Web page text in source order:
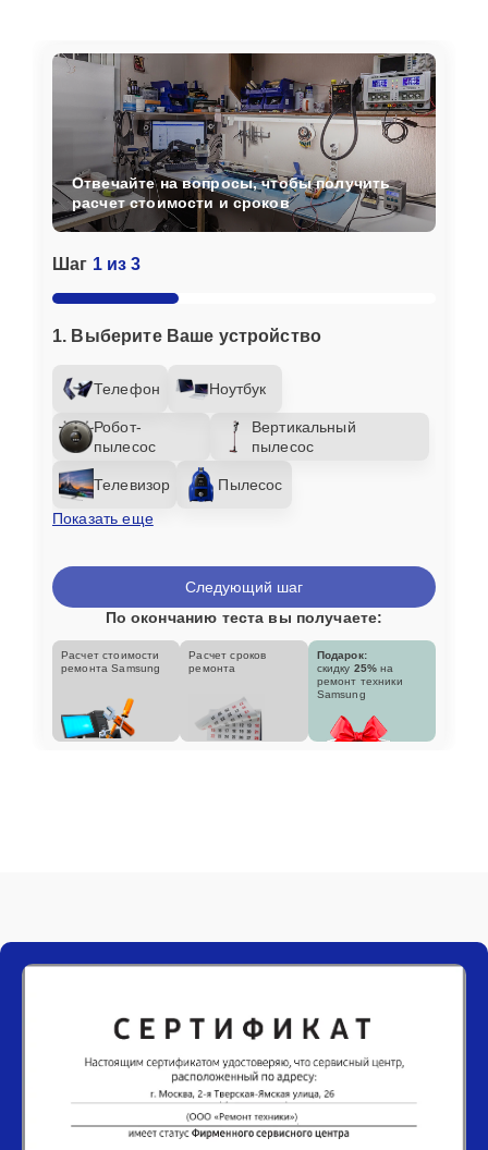
Шаг 1 из 3
1. Выберите Ваше устройство
Телефон Ноутбук
Робот-
пылесос
Вертикальный
пылесос
Телевизор
Пылесос
Показать еще
Отвечайте на вопросы, чтобы получить
расчет стоимости и сроков
Следующий шаг
По окончанию теста вы получаете:
Расчет стоимости
ремонта Samsung
Расчет сроков
ремонта
Подарок:
скидку 25% на
ремонт техники
Samsung